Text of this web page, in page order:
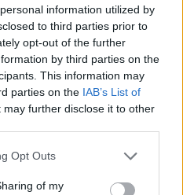
information utilized by
to third parties prior to
opt-out of the further
by third parties on the
This information may
parties on the IAB’s List of
may further disclose it to other
uses one or more Google
behaviour. You may click to
Opt Outs
of my
Κυριάκου Μητσοτάκη
χάραξη σε όλο το
περίπου από
κοντά στα 300
σημαντικότερο: έχει
του και από το
Ανάκαμψης»,
του ο Υφυπουργός